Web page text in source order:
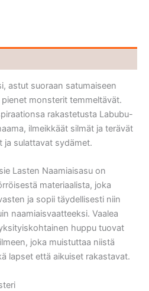
astut suoraan satumaiseen
monsterit temmeltävät.
rakastetusta Labubu-
ilmeikkäät silmät ja terävät
ja sulattavat sydämet.
Lasten Naamiaisasu on
materiaalista, joka
ja sopii täydellisesti niin
naamiaisvaatteeksi. Vaalea
huppu tuovat
joka muistuttaa niistä
lapset että aikuiset rakastavat.